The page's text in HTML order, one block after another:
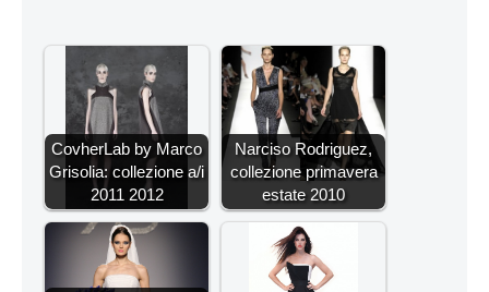
CovherLab by Marco
Grisolia: collezione a/i
2011 2012
Narciso Rodriguez,
collezione primavera
estate 2010